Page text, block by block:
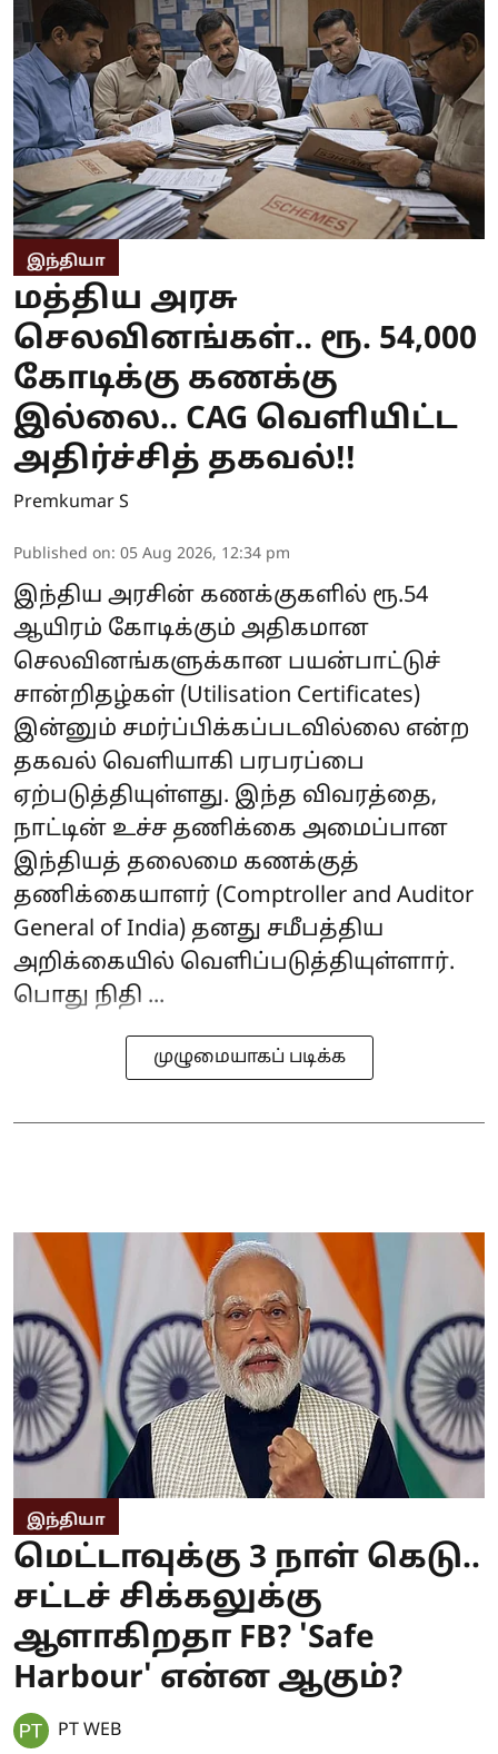
இந்தியா
மத்திய அரசு
செலவினங்கள்.. ரூ. 54,000
கோடிக்கு கணக்கு
இல்லை.. CAG வெளியிட்ட
அதிர்ச்சித் தகவல்!!
Premkumar S
Published on: 05 Aug 2026, 12:34 pm
இந்திய அரசின் கணக்குகளில் ரூ.54
ஆயிரம் கோடிக்கும் அதிகமான
செலவினங்களுக்கான பயன்பாட்டுச்
சான்றிதழ்கள் (Utilisation Certificates)
இன்னும் சமர்ப்பிக்கப்படவில்லை என்ற
தகவல் வெளியாகி பரபரப்பை
ஏற்படுத்தியுள்ளது. இந்த விவரத்தை,
நாட்டின் உச்ச தணிக்கை அமைப்பான
இந்தியத் தலைமை கணக்குத்
தணிக்கையாளர் (Comptroller and Auditor
General of India) தனது சமீபத்திய
அறிக்கையில் வெளிப்படுத்தியுள்ளார்.
பொது நிதி ...
முழுமையாகப் படிக்க
இந்தியா
மெட்டாவுக்கு 3 நாள் கெடு..
சட்டச் சிக்கலுக்கு
ஆளாகிறதா FB? 'Safe
Harbour' என்ன ஆகும்?
PT WEB